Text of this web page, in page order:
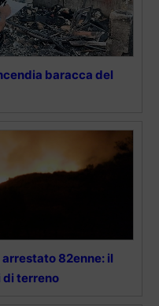
baracca del
82enne: il
terreno